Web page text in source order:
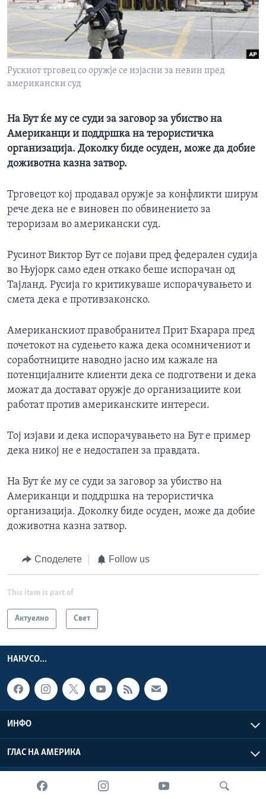
ИНТЕРВЈУА
Јазици
Рускиот трговец со оружје се изјасни за невин пред
американски суд
На Бут ќе му се суди за заговор за убиство на
Американци и поддршка на терористичка
организација. Доколку биде осуден, може да добие
доживотна казна затвор.
Трговецот кој продавал оружје за конфликти ширум
рече дека не е виновен по обвинението за
тероризам во американски суд.
Русинот Виктор Бут се појави пред федерален судија
во Њујорк само еден откако беше испорачан од
Тајланд. Русија го критикуваше испорачувањето и
смета дека е противзаконско.
Американскиот правобранител Прит Бхарара пред
почетокот на судењето кажа дека осомничениот и
соработниците наводно јасно им кажале на
потенцијалните клиенти дека се подготвени и дека
можат да достават оружје до организациите кои
работат против американските интереси.
Тој изјави и дека испорачувањето на Бут е пример
дека никој не е недостапен за правдата.
На Бут ќе му се суди за заговор за убиство на
Американци и поддршка на терористичка
организација. Доколку биде осуден, може да добие
доживотна казна затвор.
Споделете Follow us
This item is part of
Актуелно Свет
НАКУСО...
ИНФО
ГЛАС НА АМЕРИКА
Глас на Америка © 2026 VOA, Inc. Сите права задржани.